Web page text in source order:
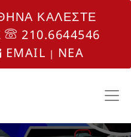
ΚΑΛΕΣΤΕ
210.6644546
EMAIL | NEA